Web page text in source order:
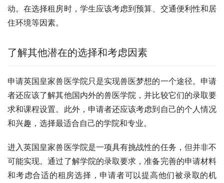
动。在选择租房时，学生应该考虑到预算、交通便利性和居
住环境等因素。
了解其他潜在的选择和考虑因素
申请英国皇家兽医学院只是实现兽医梦想的一个途径。申请
者还应该了解其他国内外的兽医学院，并比较它们的录取要
求和课程设置。此外，申请者还应该考虑到自己的个人情况
和兴趣，选择最适合自己的学院和专业。
进入英国皇家兽医学院是一项具有挑战性的任务，但并非不
可能实现。通过了解学院的录取要求，准备完善的申请材料
和考虑合适的租房选择，申请者可以提高他们被录取的机